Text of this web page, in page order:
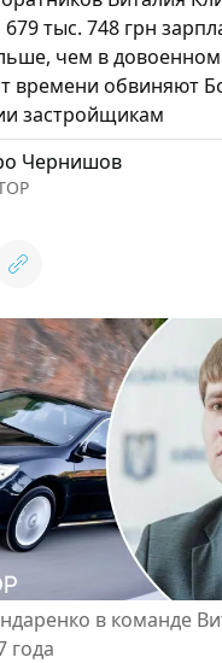
679 тыс. 748 грн
чем в довоенном
времени обвиняют
застройщикам
Чернишов
в команде
года